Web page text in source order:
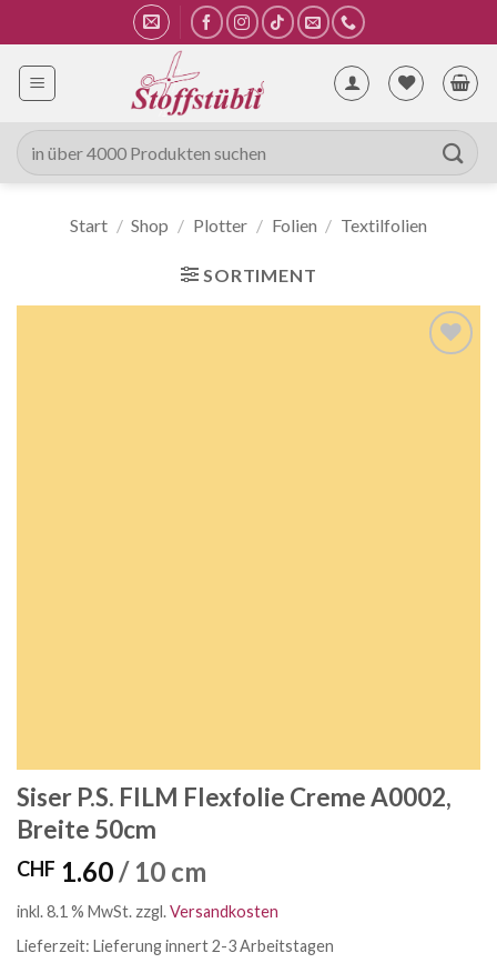
Inhalt
springen
Suche
nach:
Start / Shop / Plotter / Folien / Textilfolien
SORTIMENT
Siser P.S. FILM Flexfolie Creme A0002,
Breite 50cm
CHF 1.60/ 10 cm
inkl. 8.1 % MwSt. zzgl.Versandkosten
Lieferzeit: Lieferung innert 2-3 Arbeitstagen